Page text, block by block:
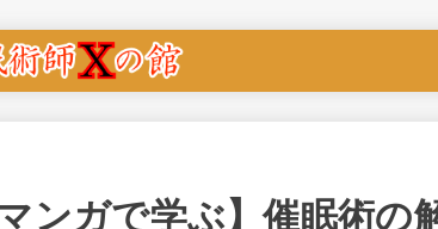
マンガで学ぶ】催眠術